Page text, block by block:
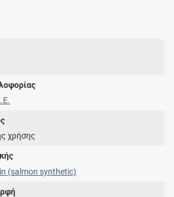
χρήσης
(salmon synthetic)